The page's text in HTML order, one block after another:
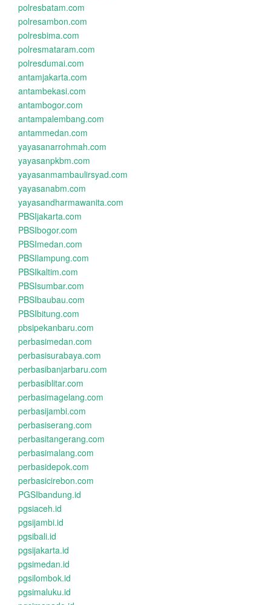
polresbatam.com
polresambon.com
polresbima.com
polresmataram.com
polresdumai.com
antamjakarta.com
antambekasi.com
antambogor.com
antampalembang.com
antammedan.com
yayasanarrohmah.com
yayasanpkbm.com
yayasanmambaulirsyad.com
yayasanabm.com
yayasandharmawanita.com
PBSIjakarta.com
PBSIbogor.com
PBSImedan.com
PBSIlampung.com
PBSIkaltim.com
PBSIsumbar.com
PBSIbaubau.com
PBSIbitung.com
pbsipekanbaru.com
perbasimedan.com
perbasisurabaya.com
perbasibanjarbaru.com
perbasiblitar.com
perbasimagelang.com
perbasijambi.com
perbasiserang.com
perbasitangerang.com
perbasimalang.com
perbasidepok.com
perbasicirebon.com
PGSIbandung.id
pgsiaceh.id
pgsijambi.id
pgsibali.id
pgsijakarta.id
pgsimedan.id
pgsilombok.id
pgsimaluku.id